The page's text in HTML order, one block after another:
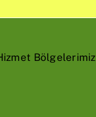
Bölgelerimiz